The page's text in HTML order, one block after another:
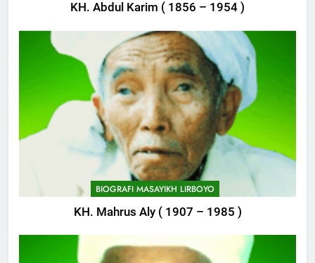
KH. Abdul Karim ( 1856 – 1954 )
BIOGRAFI MASAYIKH LIRBOYO
KH. Mahrus Aly ( 1907 – 1985 )
POJOK LIRBOYO
745
Delegasi MQK Kota Kediri
Menuju Probolinggo
POJOK LIRBOYO
Haflah Akhirussanah, Lirboyo
Gelar Pameran
POJOK LIRBOYO
747
Silaturahi dan Istighosah